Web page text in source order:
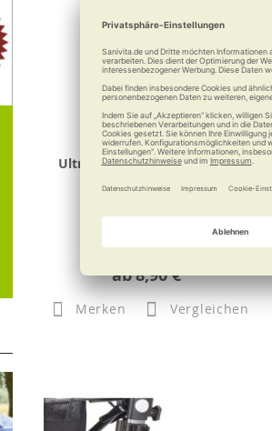
Ultrana Ultra-Clean Reiniger
ab8,90 €
Merken Vergleichen